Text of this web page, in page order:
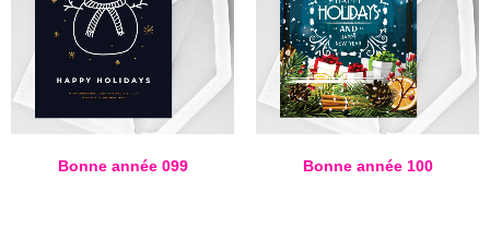
Bonne année 099 Bonne année 100